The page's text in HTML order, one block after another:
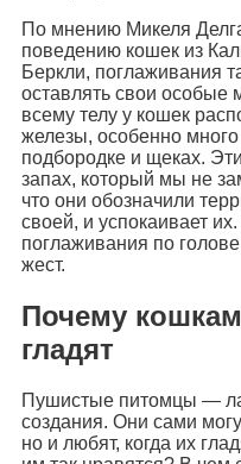
По мнению Микеля
поведению кошек из
Беркли, поглаживания
оставлять свои особые
всему телу у кошек
железы, особенно
подбородке и щеках.
запах, который мы не
что они обозначили
своей, и успокаивает
поглаживания по
жест.
Почему
гладят
Пушистые питомцы —
создания. Они сами
но и любят, когда их